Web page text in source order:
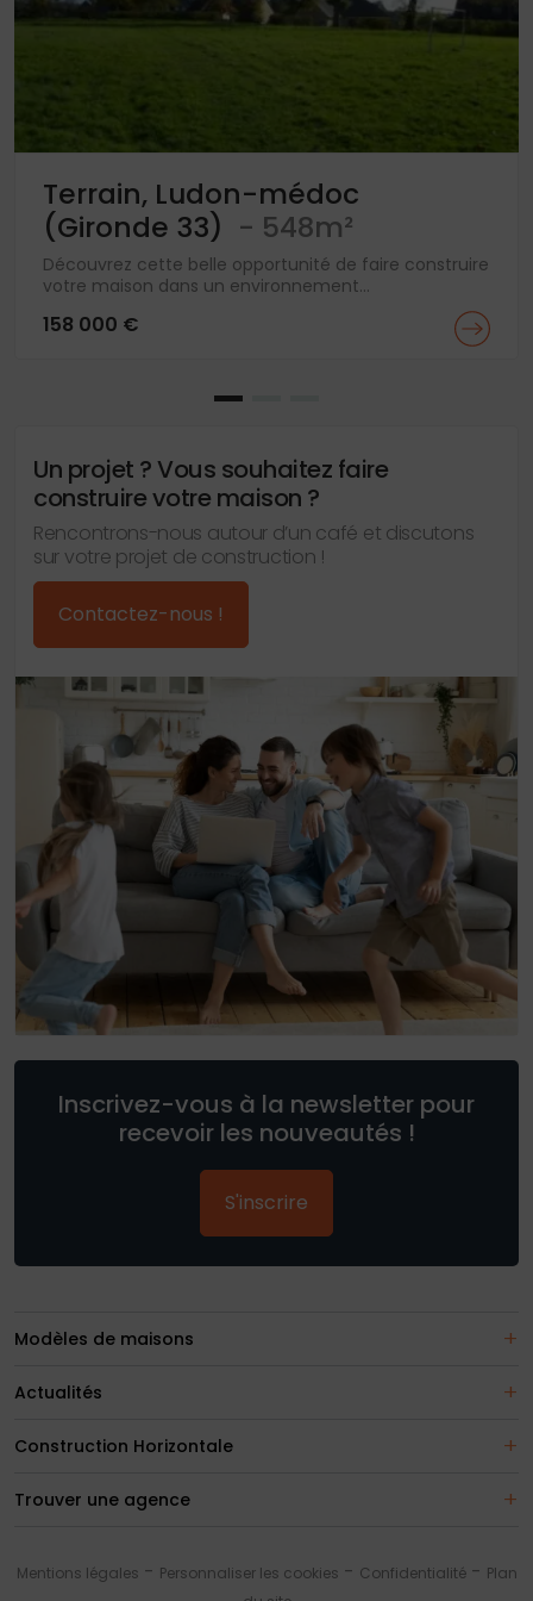
Terrain, Ludon-médoc
(Gironde 33) - 548m²
Découvrez cette belle opportunité de faire construire
votre maison dans un environnement...
158 000 €
Un projet ? Vous souhaitez faire
construire votre maison ?
Rencontrons-nous autour d’un café et discutons
sur votre projet de construction !
Contactez-nous !
Inscrivez-vous à la newsletter pour
recevoir les nouveautés !
S'inscrire
Modèles de maisons
Actualités
Construction Horizontale
Trouver une agence
Mentions légales Personnaliser les cookies Confidentialité
Plan